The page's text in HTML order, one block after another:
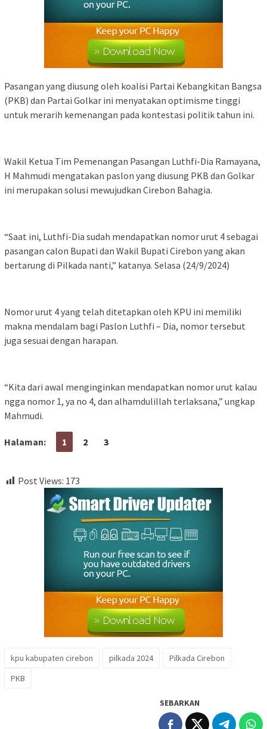
Pasangan yang diusung oleh koalisi Partai Kebangkitan Bangsa
(PKB) dan Partai Golkar ini menyatakan optimisme tinggi
untuk merarih kemenangan pada kontestasi politik tahun ini.
Wakil Ketua Tim Pemenangan Pasangan Luthfi-Dia Ramayana,
H Mahmudi mengatakan paslon yang diusung PKB dan Golkar
ini merupakan solusi mewujudkan Cirebon Bahagia.
“Saat ini, Luthfi-Dia sudah mendapatkan nomor urut 4 sebagai
pasangan calon Bupati dan Wakil Bupati Cirebon yang akan
bertarung di Pilkada nanti,” katanya. Selasa (24/9/2024)
Nomor urut 4 yang telah ditetapkan oleh KPU ini memiliki
makna mendalam bagi Paslon Luthfi – Dia, nomor tersebut
juga sesuai dengan harapan.
“Kita dari awal menginginkan mendapatkan nomor urut kalau
ngga nomor 1, ya no 4, dan alhamdulillah terlaksana,” ungkap
Mahmudi.
Halaman: 1 2 3
Post Views: 173
kpu kabupaten cirebon pilkada 2024
Pilkada Cirebon
PKB
SEBARKAN